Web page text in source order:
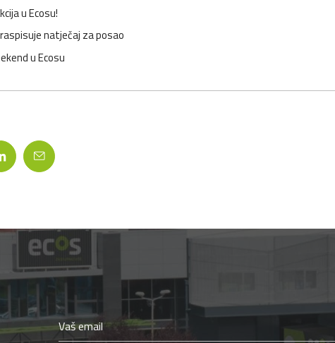
u Ecosu!
natječaj za posao
u Ecosu